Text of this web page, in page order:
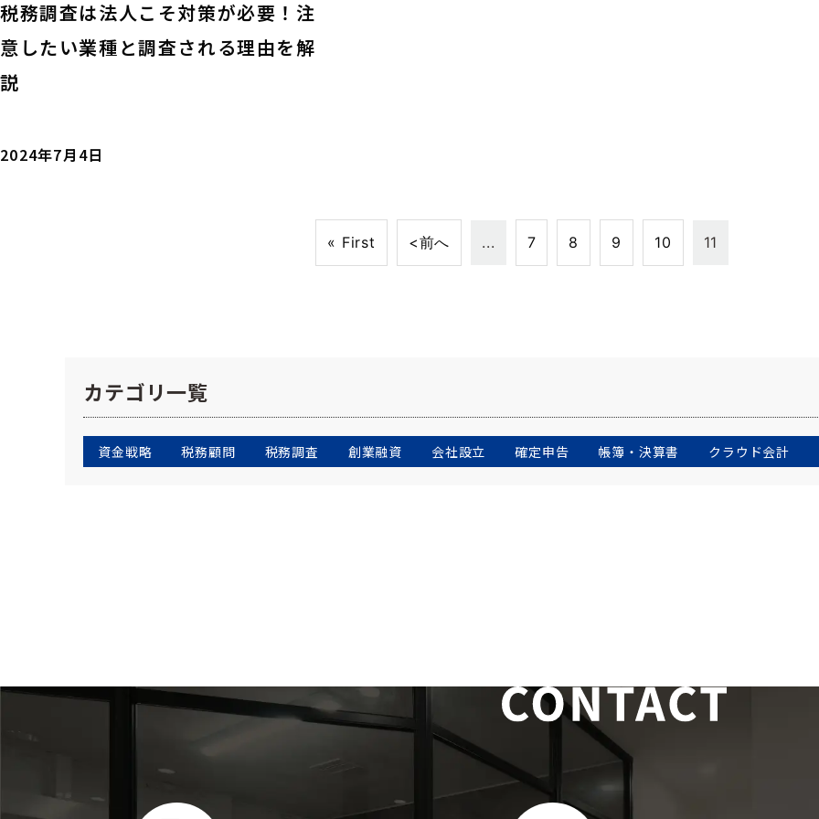
税務調査は法人こそ対策が必要！注
意したい業種と調査される理由を解
説
2024年7月4日
« First <前へ ... 7 8 9 10 11
カテゴリ一覧
資金戦略 税務顧問 税務調査 創業融資 会社設立 確定申告 帳簿・決算書 クラウド会計